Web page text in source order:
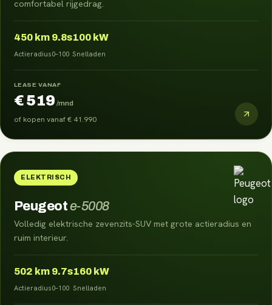
comfortabel rijgedrag.
450 km
Actieradius
9.8s
0–100
100 kW
Snelladen
LEASE VANAF
€ 519 /mnd
of kopen vanaf€ 41.990
ELEKTRISCH
Peugeote-5008
Volledig elektrische zevenzits-SUV met grote actieradius en
ruim interieur.
502 km
Actieradius
9.7s
0–100
160 kW
Snelladen